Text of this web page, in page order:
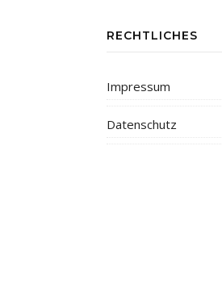
RECHTLICHES
Impressum
Datenschutz